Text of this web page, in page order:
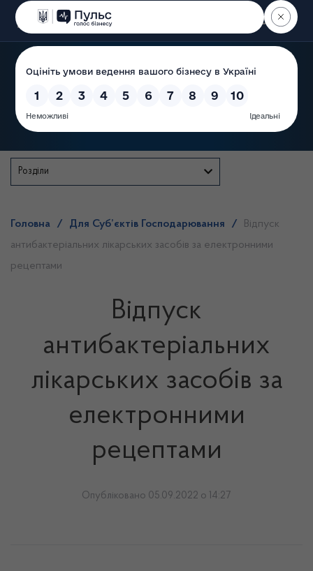
Пошук
Розділи
Головна / Для Суб’єктів Господарювання /
Відпуск
антибактеріальних лікарських засобів за електронними
рецептами
Відпуск
антибактеріальних
лікарських засобів за
електронними
рецептами
Опубліковано 05.09.2022 о 14:27